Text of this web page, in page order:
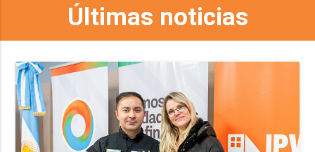
Últimas noticias